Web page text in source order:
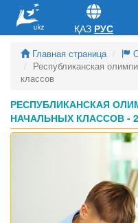
Главная страница
Республиканская
классов
РЕСПУБЛИКАНСКАЯ
НАЧАЛЬНЫХ КЛАССОВ -
ҚАЗ РУС